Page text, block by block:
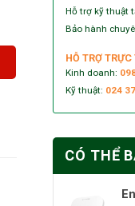
Hỗ trợ kỹ thuật
Bảo hành
HỖ TRỢ TRỰC
Kinh doanh:
Kỹ thuật: 024
CÓ THỂ